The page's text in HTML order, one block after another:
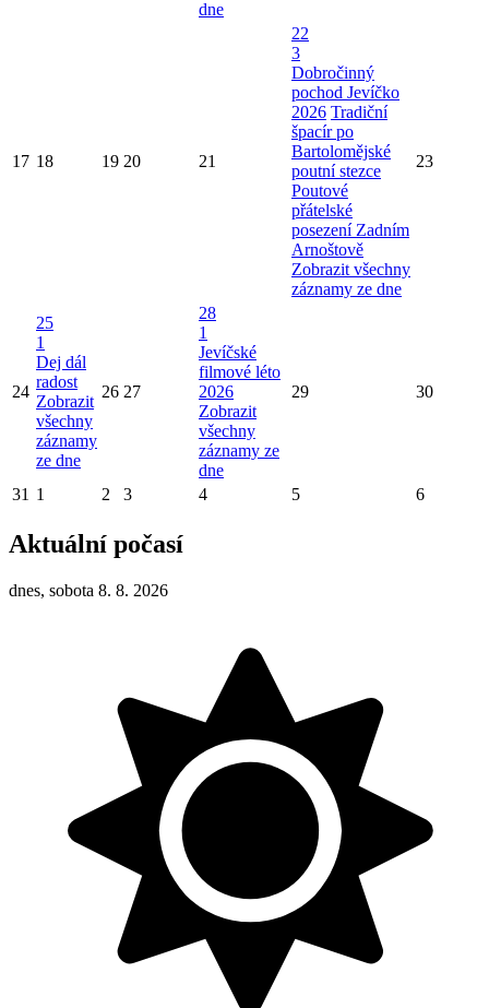
dne
17 18 19 20 21
22
3
Dobročinný
pochod Jevíčko
2026 Tradiční
špacír po
Bartolomějské
poutní stezce
Poutové
přátelské
posezení Zadním
Arnoštově
Zobrazit všechny
záznamy ze dne
23
24
25
1
Dej dál
radost
Zobrazit
všechny
záznamy
ze dne
26 27
28
1
Jevíčské
filmové léto
2026
Zobrazit
všechny
záznamy ze
dne
29 30
31 1 2 3 4 5 6
Aktuální počasí
dnes, sobota 8. 8. 2026